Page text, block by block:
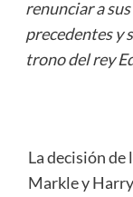
renunciar a
precedentes y
trono del rey
La decisión de
Markle y